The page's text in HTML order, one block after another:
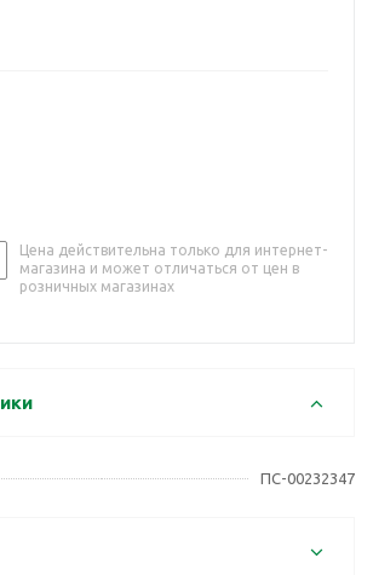
Цена действительна только для интернет-
магазина и может отличаться от цен в
розничных магазинах
ПС-00232347